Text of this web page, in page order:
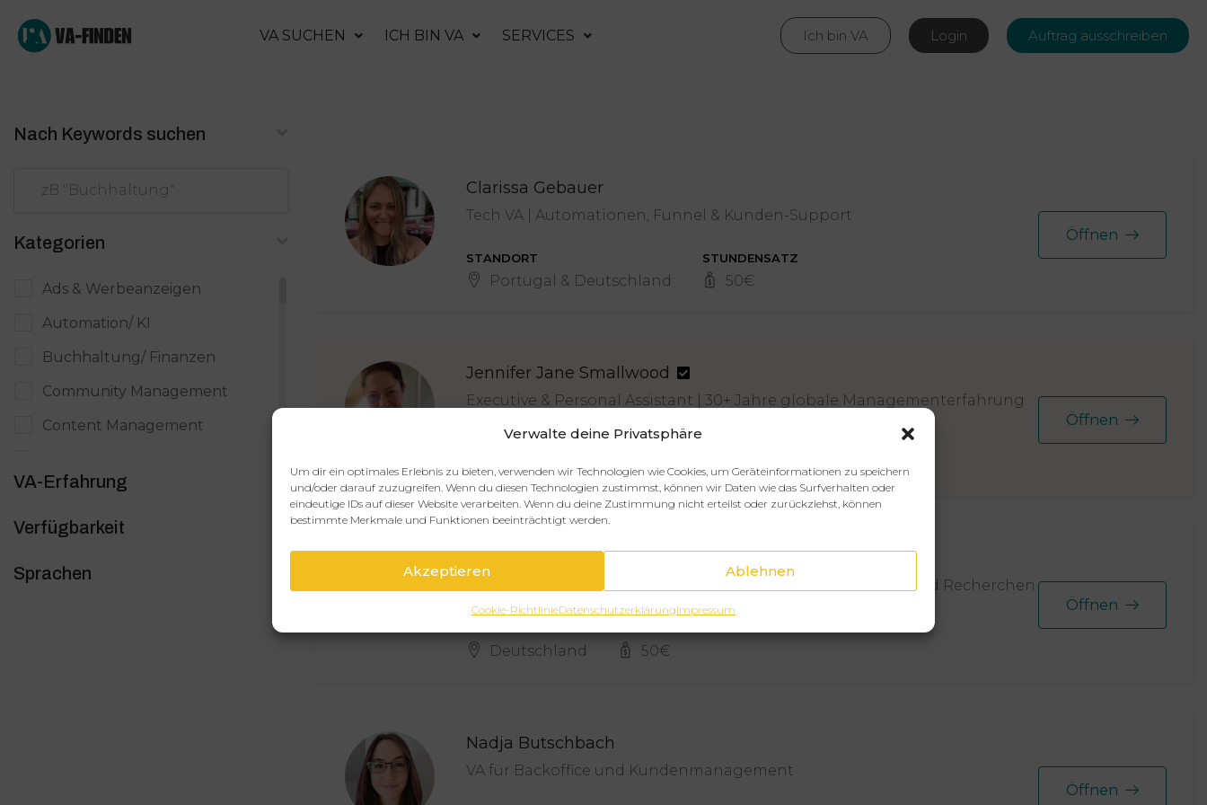
Verwalte deine Privatsphäre
Um dir ein optimales Erlebnis zu bieten, verwenden wir Technologien wie Cookies, um Geräteinformationen zu speichern
und/oder darauf zuzugreifen. Wenn du diesen Technologien zustimmst, können wir Daten wie das Surfverhalten oder
eindeutige IDs auf dieser Website verarbeiten. Wenn du deine Zustimmung nicht erteilst oder zurückziehst, können
bestimmte Merkmale und Funktionen beeinträchtigt werden.
Akzeptieren Ablehnen
Cookie-RichtlinieDatenschutzerklärungImpressum
VA SUCHEN ICH BIN VA SERVICES Ich bin VA Login Auftrag ausschreiben
Nach Keywords suchen
Kategorien
Ads & Werbeanzeigen
Automation/ KI
Buchhaltung/ Finanzen
Community Management
Content Management
Datenerfassung
Digitale Produkte
Digitales Marketing
VA-Erfahrung
Verfügbarkeit
Sprachen
Clarissa Gebauer
Tech VA | Automationen, Funnel & Kunden-Support
STANDORT
Portugal & Deutschland
STUNDENSATZ
50€
Öffnen
Jennifer Jane Smallwood
Executive & Personal Assistant | 30+ Jahre globale Managementerfahrung
STANDORT
Zypern
Öffnen
Experte für Projektmanagement, Backoffice, Buchhaltung und Recherchen
Deutschland 50€
Öffnen
Nadja Butschbach
VA für Backoffice und Kundenmanagement
Öffnen